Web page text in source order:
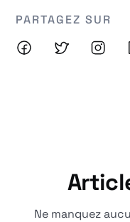
PARTAGEZ SUR
Ne manquez